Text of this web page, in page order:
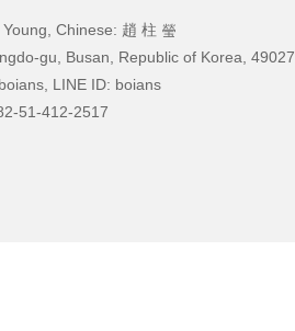
Chinese: 趙 柱 瑩
gu, Busan, Republic of Korea, 49027
LINE ID: boians
51-412-2517